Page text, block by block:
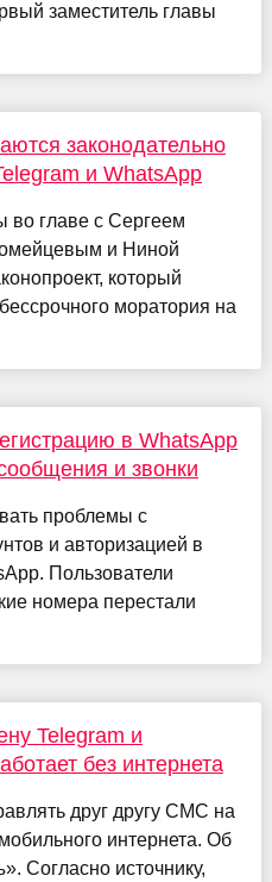
заместитель главы
законодательно
и WhatsApp
во главе с Сергеем
и Ниной
который
моратория на
в WhatsApp
и звонки
проблемы с
и авторизацией в
Пользователи
номера перестали
Telegram и
без интернета
друг другу СМС на
интернета. Об
Согласно источнику,